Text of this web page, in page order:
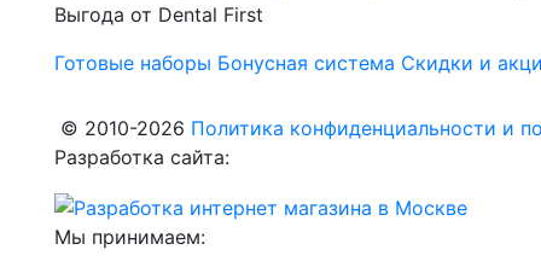
Выгода от Dental First
Готовые наборы Бонусная система Скидки и
© 2010-2026 Политика конфиденциальности и
Разработка сайта:
Мы принимаем: